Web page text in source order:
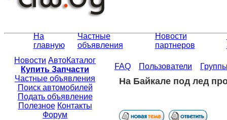
На
главную
Частные
объявления
Новости
партнеров
Новости АвтоКаталог
Купить Запчасти
Частные объявления
Поиск автомобилей
Подать объявление
Полезное Контакты
Форум
FAQ Пользователи
На Байкале под лед